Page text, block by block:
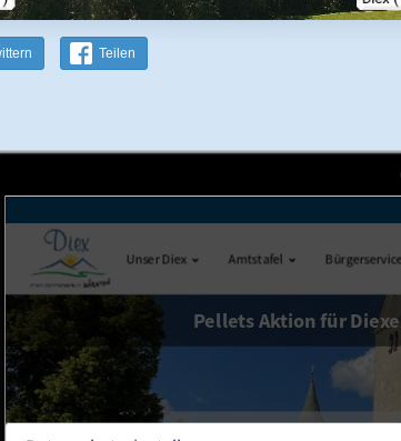
Teilen